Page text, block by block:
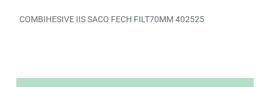
COMBIHESIVE IIS SACO FECH FILT70MM 402525